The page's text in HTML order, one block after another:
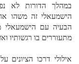
במהלך הדורות לא
הישמעאלי זה משהו
הבעיה עם הישמעאלי
מתעוררים בו רגשותיו
אילולי דרכו הציונים